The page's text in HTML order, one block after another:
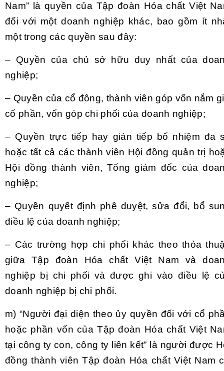
Nam” là quyền của Tập đoàn Hóa chất Việt Na
đối với một doanh nghiệp khác, bao gồm ít
một trong các quyền sau đây:
– Quyền của chủ sở hữu duy nhất của
nghiệp;
– Quyền của cổ đông, thành viên góp vốn nắm
cổ phần, vốn góp chi phối của doanh nghiệp;
– Quyền trực tiếp hay gián tiếp bổ nhiệm đa
hoặc tất cả các thành viên Hội đồng quản trị
Hội đồng thành viên, Tổng giám đốc của
nghiệp;
– Quyền quyết định phê duyệt, sửa đổi, bổ
điều lệ của doanh nghiệp;
– Các trường hợp chi phối khác theo thỏa
giữa Tập đoàn Hóa chất Việt Nam và
nghiệp bị chi phối và được ghi vào điều lệ
doanh nghiệp bị chi phối.
m) “Người đại diện theo ủy quyền đối với cổ
hoặc phần vốn của Tập đoàn Hóa chất Việt
tại công ty con, công ty liên kết” là người được
đồng thành viên Tập đoàn Hóa chất Việt Nam